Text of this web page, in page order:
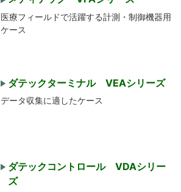
医療フィールドで活躍する計測・制御機器用
ケース
ダテックターミナル VEAシリーズ
データ収集に適したケース
ダテックコントロール VDAシリー
ズ